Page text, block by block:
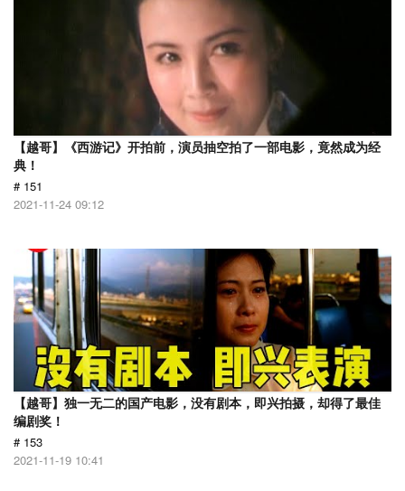
【越哥】《西游记》开拍前，演员抽空拍了一部电影，竟然成为经
典！
# 151
2021-11-24 09:12
【越哥】独一无二的国产电影，没有剧本，即兴拍摄，却得了最佳
编剧奖！
# 153
2021-11-19 10:41